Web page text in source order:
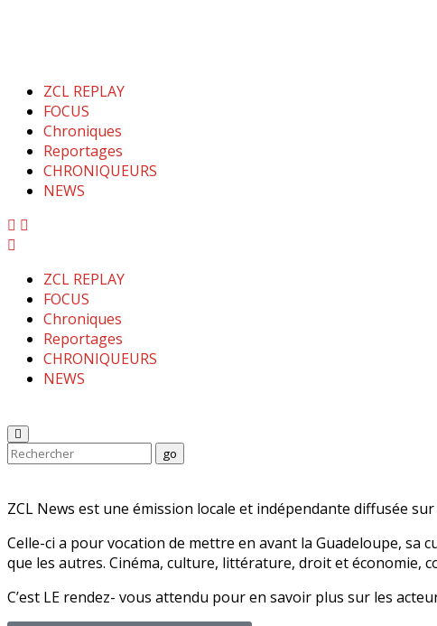
ZCL REPLAY
FOCUS
Chroniques
Reportages
CHRONIQUEURS
NEWS
ZCL REPLAY
FOCUS
Chroniques
Reportages
CHRONIQUEURS
NEWS
go
ZCL News est une émission locale et indépendante diffusée
Celle-ci a pour vocation de mettre en avant la Guadeloupe,
que les autres. Cinéma, culture, littérature, droit et économie,
C’est LE rendez- vous attendu pour en savoir plus sur les